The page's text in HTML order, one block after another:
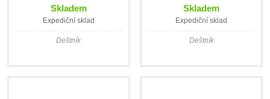
Skladem
Expediční sklad
Deštník
Skladem
Expediční sklad
Deštník